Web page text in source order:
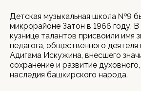
Детская музыкальная школа №9
микрорайоне Затон в 1966 году.
кузнице талантов присвоили имя
педагога, общественного деятеля
Адигама Искужина, внесшего
сохранение и развитие
наследия башкирского народа.